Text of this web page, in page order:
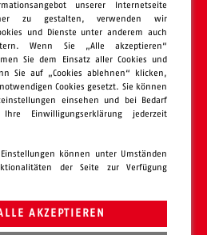
Uhr
Uhr
Datenschutz
unserer Internetseite
zu gestalten, verwenden wir
und Dienste unter anderem auch
Wenn Sie „Alle akzeptieren“
Sie dem Einsatz aller Cookies und
Sie auf „Cookies ablehnen“ klicken,
Cookies gesetzt. Sie können
einsehen und bei Bedarf
Einwilligungserklärung jederzeit
können unter Umständen
der Seite zur Verfügung
AKZEPTIEREN